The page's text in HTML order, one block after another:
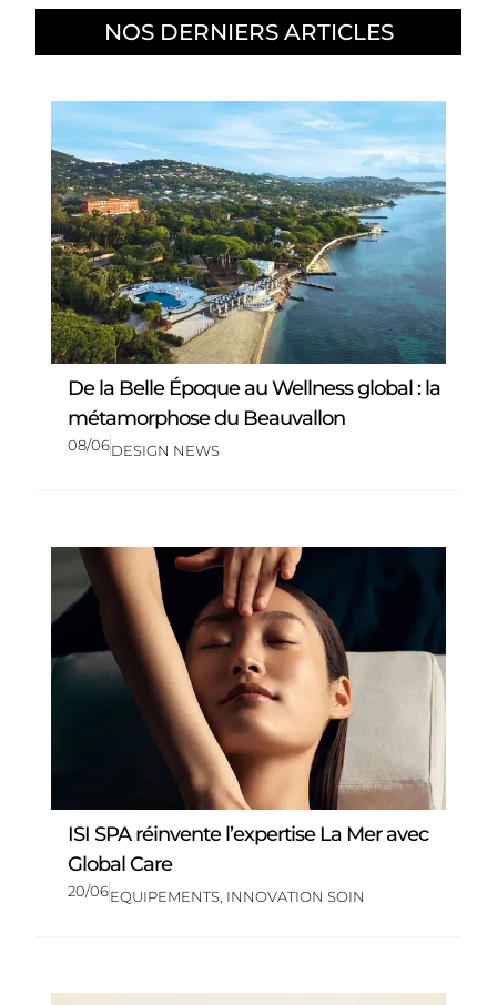
NOS DERNIERS ARTICLES
De la Belle Époque au Wellness global : la
métamorphose du Beauvallon
08/06DESIGN NEWS
ISI SPA réinvente l’expertise La Mer avec
Global Care
20/06EQUIPEMENTS, INNOVATION SOIN